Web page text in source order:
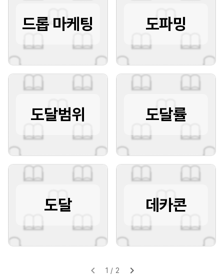
드롭 마케팅 도파밍
도달범위 도달률
도달 데카콘